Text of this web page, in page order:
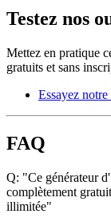
Testez nos
Mettez en pratique
gratuits et sans
Essayez
FAQ
Q: "Ce générateur
complètement
illimitée"